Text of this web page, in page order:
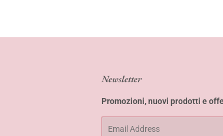
Newsletter
Promozioni, nuovi prodotti e